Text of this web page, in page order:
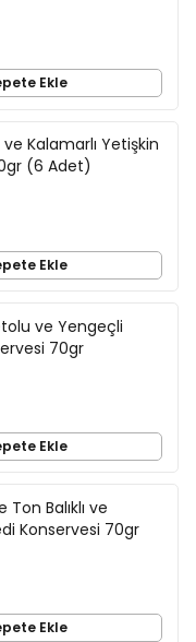
Ekle
ve Kalamarlı Yetişkin
(6 Adet)
Ekle
ve Yengeçli
70gr
Ekle
Balıklı ve
Konservesi 70gr
Ekle